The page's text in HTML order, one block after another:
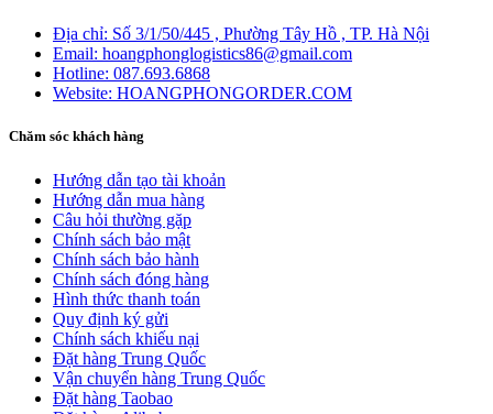
Địa chỉ: Số 3/1/50/445 , Phường Tây Hồ , TP. Hà Nội
Email: hoangphonglogistics86@gmail.com
Hotline: 087.693.6868
Website: HOANGPHONGORDER.COM
Chăm sóc khách hàng
Hướng dẫn tạo tài khoản
Hướng dẫn mua hàng
Câu hỏi thường gặp
Chính sách bảo mật
Chính sách bảo hành
Chính sách đóng hàng
Hình thức thanh toán
Quy định ký gửi
Chính sách khiếu nại
Đặt hàng Trung Quốc
Vận chuyển hàng Trung Quốc
Đặt hàng Taobao